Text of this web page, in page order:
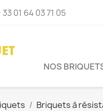
33 01 64 03 71 05
NOS
Briquets à